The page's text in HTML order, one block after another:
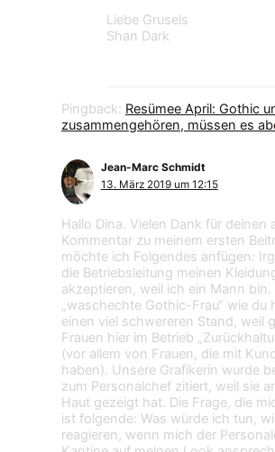
Liebe Grusels
Shan Dark
Pingback: Resümee April: Gothic
zusammengehören, müssen es
Jean-Marc Schmidt
13. März 2019 um 12:15
Hallo Dina. Vielen Dank für deinen
Kommentar zu meinem ersten
möchte ich Folgendes anfügen:
die Betriebsleitung meinen
akzeptieren, weil ich ein Mann bin.
„waschechte Gothic-Frau“ wie du
einen viel schwereren Stand, weil
Frauen hier im Betrieb
(vor allem von Frauen, die mit
haben). Unsere Grafikerin wurde
zum Personalchef zitiert, weil sie
Haut gezeigt hat. Die Frage, die
ist folgende: Was würde ich tun,
reagieren, wenn mich der